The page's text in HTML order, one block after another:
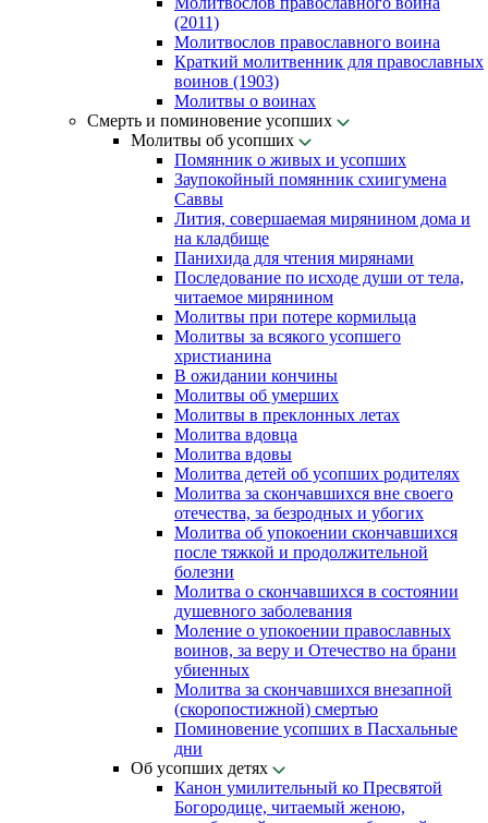
(2011)
Молитвослов православного воина
Краткий молитвенник для православных
воинов (1903)
Молитвы о воинах
Смерть и поминовение усопших
Молитвы об усопших
Помянник о живых и усопших
Заупокойный помянник схиигумена
Саввы
Лития, совершаемая мирянином дома и
на кладбище
Панихида для чтения мирянами
Последование по исходе души от тела,
читаемое мирянином
Молитвы при потере кормильца
Молитвы за всякого усопшего
христианина
В ожидании кончины
Молитвы об умерших
Молитвы в преклонных летах
Молитва вдовца
Молитва вдовы
Молитва детей об усопших родителях
Молитва за скончавшихся вне своего
отечества, за безродных и убогих
Молитва об упокоении скончавшихся
после тяжкой и продолжительной
болезни
Молитва о скончавшихся в состоянии
душевного заболевания
Моление о упокоении православных
воинов, за веру и Отечество на брани
убиенных
Молитва за скончавшихся внезапной
(скоропостижной) смертью
Поминовение усопших в Пасхальные
дни
Об усопших детях
Канон умилительный ко Пресвятой
Богородице, читаемый женою,